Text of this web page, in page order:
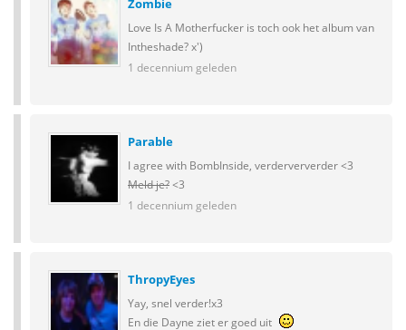
Zombie
Love Is A Motherfucker is toch ook het album van
Intheshade? x')
1 decennium geleden
Parable
I agree with BombInside, verderververder <3
Meld je?<3
1 decennium geleden
ThropyEyes
Yay, snel verder!x3
En die Dayne ziet er goed uit